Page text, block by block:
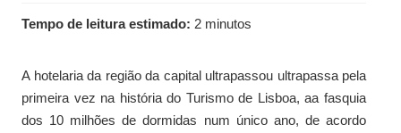
Tempo de leitura estimado: 2 minutos
A hotelaria da região da capital ultrapassou ultrapassa pela
primeira vez na história do Turismo de Lisboa, aa fasquia
dos 10 milhões de dormidas num único ano, de acordo